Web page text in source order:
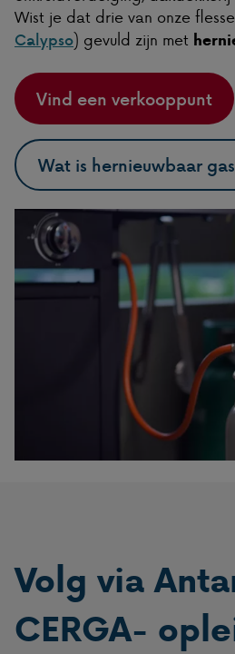
Wist je dat drie van onze
Calypso) gevuld zijn met
Vind een verkooppunt
Wat is hernieuwbaar
Volg via
CERGA-